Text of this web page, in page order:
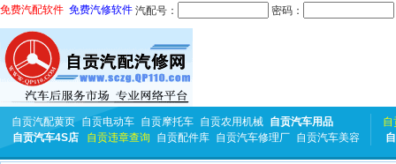
免费汽配软件 免费汽修软件 汽配号： 密码：
自贡汽配黄页 自贡电动车 自贡摩托车 自贡农用机械 自贡汽车用品
自贡汽车4S店
自贡违章查询 自贡配件库 自贡汽车修理厂 自贡汽车美容
自